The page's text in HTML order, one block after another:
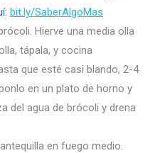
bit.ly/SaberAlgoMas
Hierve una media olla
tápala, y cocina
que esté casi blando, 2-4
en un plato de horno y
del agua de brócoli y drena
en fuego medio.